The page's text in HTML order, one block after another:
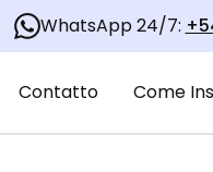
WhatsApp 24/7:
Contatto Come